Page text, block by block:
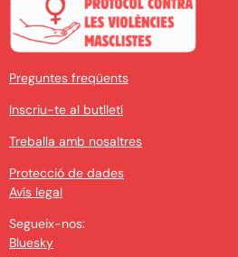
Preguntes freqüents
Inscriu-te al butlletí
Treballa amb nosaltres
Protecció de dades
Avís legal
Segueix-nos:
Bluesky